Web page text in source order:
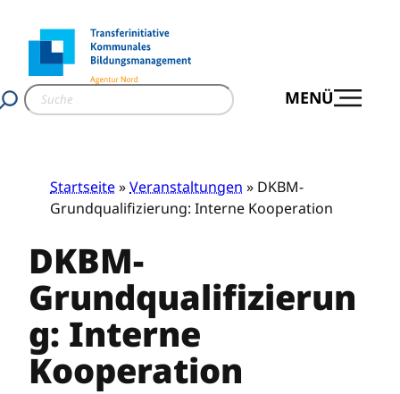
Inhalt
springen
S
u
MENÜ
Startseite»Veranstaltungen » DKBM-
Grundqualifizierung: Interne Kooperation
DKBM-
Grundqualifizierun
g: Interne
Kooperation